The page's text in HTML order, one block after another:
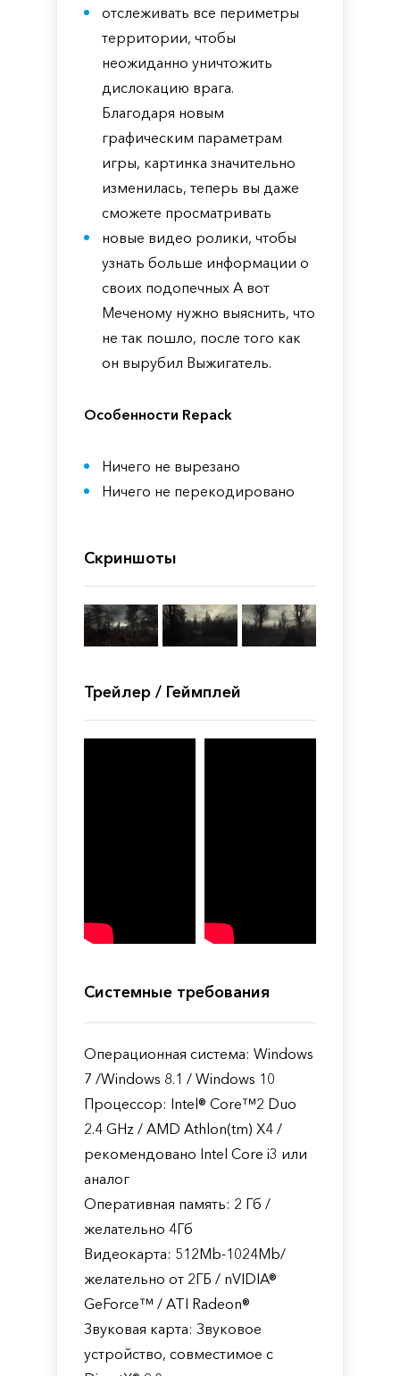
отслеживать все периметры
территории, чтобы
неожиданно уничтожить
дислокацию врага.
Благодаря новым
графическим параметрам
игры, картинка значительно
изменилась, теперь вы даже
сможете просматривать
новые видео ролики, чтобы
узнать больше информации о
своих подопечных А вот
Меченому нужно выяснить, что
не так пошло, после того как
он вырубил Выжигатель.
Особенности Repack
Ничего не вырезано
Ничего не перекодировано
Скриншоты
Трейлер / Геймплей
Системные требования
Операционная система: Windows
7 /Windows 8.1 / Windows 10
Процессор: Intel® Core™2 Duo
2.4 GHz / AMD Athlon(tm) X4 /
рекомендовано Intel Core i3 или
аналог
Оперативная память: 2 Гб /
желательно 4Гб
Видеокарта: 512Mb-1024Mb/
желательно от 2ГБ / nVIDIA®
GeForce™ / ATI Radeon®
Звуковая карта: Звуковое
устройство, совместимое с